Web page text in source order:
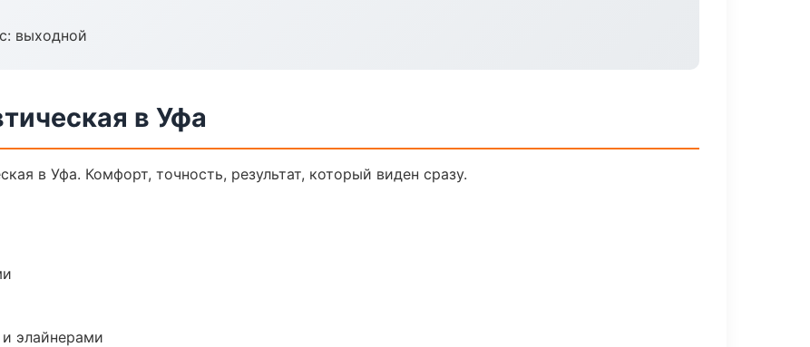
выходной
в Уфа
в Уфа. Комфорт, точность, результат, который виден сразу.
элайнерами